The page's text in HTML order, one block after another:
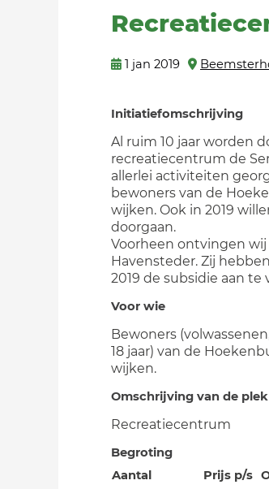
1 jan 2019
Initiatiefomschrijving
Al ruim 10 jaar worden
recreatiecentrum de
allerlei activiteiten
bewoners van de
wijken. Ook in 2019
doorgaan.
Voorheen ontvingen
Havensteder. Zij
2019 de subsidie aan te
Voor wie
Bewoners
18 jaar) van de
wijken.
Omschrijving van de plek
Recreatiecentrum
Begroting
Aantal
Prijs p/s